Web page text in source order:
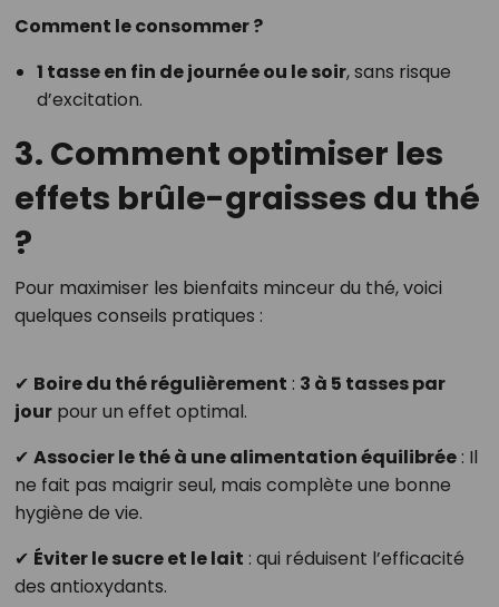
Comment le consommer ?
1 tasse en fin de journée ou le soir, sans risque
d’excitation.
3. Comment optimiser les
effets brûle-graisses du thé
?
Pour maximiser les bienfaits minceur du thé, voici
quelques conseils pratiques :
✔ Boire du thé régulièrement : 3 à 5 tasses par
jourpour un effet optimal.
✔ Associer le thé à une alimentation équilibrée: Il
ne fait pas maigrir seul, mais complète une bonne
hygiène de vie.
✔ Éviter le sucre et le lait : qui réduisent l’efficacité
des antioxydants.